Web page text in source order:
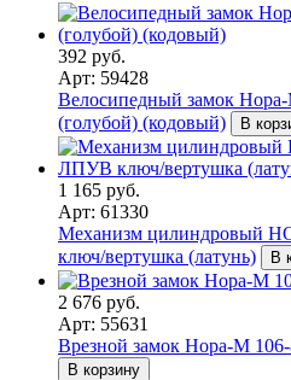
392 руб.
Арт: 59428
Велосипедный замок
(голубой) (кодовый)
В
1 165 руб.
Арт: 61330
Механизм цилиндровый
ключ/вертушка (латунь)
В
2 676 руб.
Арт: 55631
Врезной замок Нора-М
В корзину